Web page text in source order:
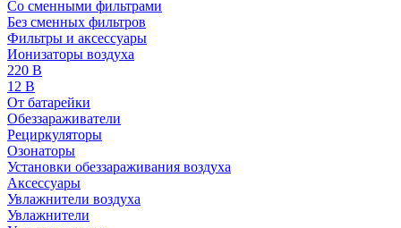
Cо сменными фильтрами
Без сменных фильтров
Фильтры и аксессуары
Ионизаторы воздуха
220 В
12 В
От батарейки
Обеззараживатели
Рециркуляторы
Озонаторы
Установки обеззараживания воздуха
Аксессуары
Увлажнители воздуха
Увлажнители